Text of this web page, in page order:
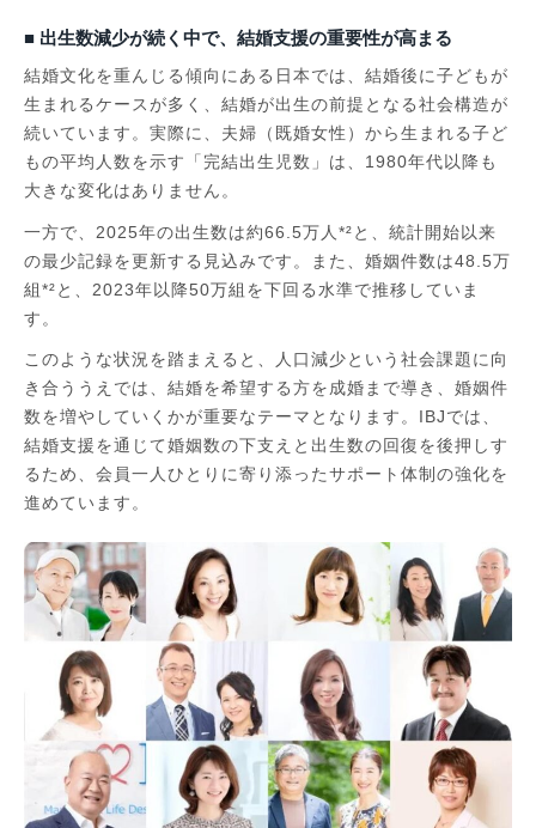
■ 出生数減少が続く中で、結婚支援の重要性が高まる
結婚文化を重んじる傾向にある日本では、結婚後に子どもが
生まれるケースが多く、結婚が出生の前提となる社会構造が
続いています。実際に、夫婦（既婚女性）から生まれる子ど
もの平均人数を示す「完結出生児数」は、1980年代以降も
大きな変化はありません。
一方で、2025年の出生数は約66.5万人*²と、統計開始以来
の最少記録を更新する見込みです。また、婚姻件数は48.5万
組*²と、2023年以降50万組を下回る水準で推移していま
す。
このような状況を踏まえると、人口減少という社会課題に向
き合ううえでは、結婚を希望する方を成婚まで導き、婚姻件
数を増やしていくかが重要なテーマとなります。IBJでは、
結婚支援を通じて婚姻数の下支えと出生数の回復を後押しす
るため、会員一人ひとりに寄り添ったサポート体制の強化を
進めています。